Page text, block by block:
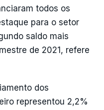
todos os
para o setor
saldo mais
de 2021, refere
dos
representou 2,2%